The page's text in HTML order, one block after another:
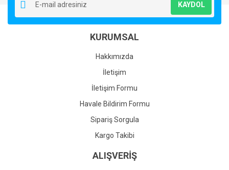
Ürün açıklamasında eksik bilgiler bulunuyor.
Ürün bilgilerinde hatalar bulunuyor.
Ürün fiyatı diğer sitelerden daha pahalı.
Gönder
KAYDOL
KURUMSAL
Hakkımızda
İletişim
İletişim Formu
Havale Bildirim Formu
Sipariş Sorgula
Kargo Takibi
ALIŞVERİŞ